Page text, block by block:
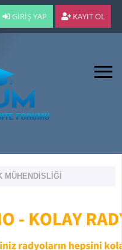
GIRIŞ YAP KAYIT OL
MÜHENDİSLİĞİ